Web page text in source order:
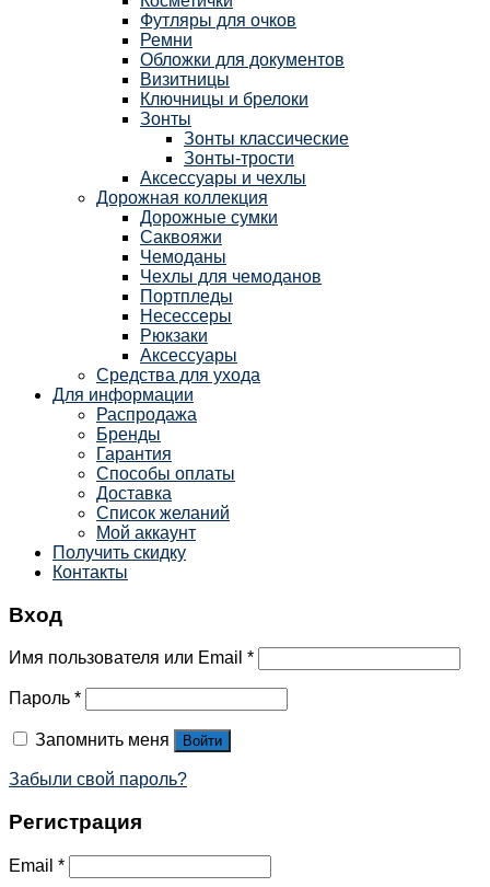
Футляры для очков
Ремни
Обложки для документов
Визитницы
Ключницы и брелоки
Зонты
Зонты классические
Зонты-трости
Аксессуары и чехлы
Дорожная коллекция
Дорожные сумки
Саквояжи
Чемоданы
Чехлы для чемоданов
Портпледы
Несессеры
Рюкзаки
Аксессуары
Средства для ухода
Для информации
Распродажа
Бренды
Гарантия
Способы оплаты
Доставка
Список желаний
Мой аккаунт
Получить скидку
Контакты
Вход
Имя пользователя или Email *
Пароль *
Запомнить меня Войти
Забыли свой пароль?
Регистрация
Email *